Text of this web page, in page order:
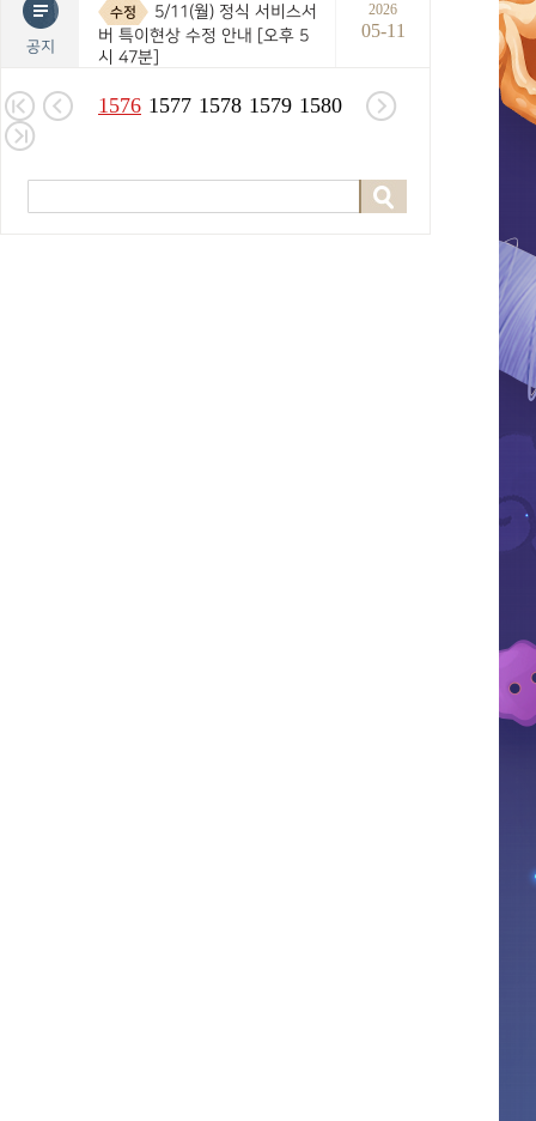
공지
수정
5/11(월) 정식 서비스서
버 특이현상 수정 안내 [오후 5
시 47분]
2026
05-11
1576 1577 1578 1579 1580